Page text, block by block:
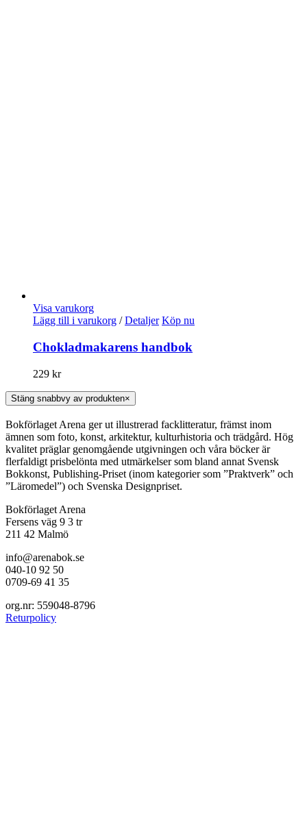
Visa varukorg
Lägg till i varukorg / Detaljer Köp nu
Chokladmakarens handbok
229 kr
Stäng snabbvy av produkten×
Bokförlaget Arena ger ut illustrerad facklitteratur, främst inom
ämnen som foto, konst, arkitektur, kulturhistoria och trädgård. Hög
kvalitet präglar genomgående utgivningen och våra böcker är
flerfaldigt prisbelönta med utmärkelser som bland annat Svensk
Bokkonst, Publishing-Priset (inom kategorier som ”Praktverk” och
”Läromedel”) och Svenska Designpriset.
Bokförlaget Arena
Fersens väg 9 3 tr
211 42 Malmö
info@arenabok.se
040-10 92 50
0709-69 41 35
org.nr: 559048-8796
Returpolicy